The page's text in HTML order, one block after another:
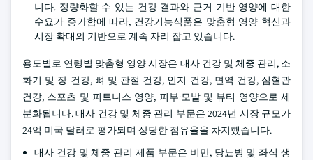
니다. 정량화할 수 있는 건강 결과와 근거 기반 영양에 대한
수요가 증가함에 따라, 건강기능식품은 맞춤형 영양 혁신과
시장 확대의 기반으로 계속 자리 잡고 있습니다.
용도별로 연령별 맞춤형 영양 시장은 대사 건강 및 체중 관리, 소
화기 및 장 건강, 뼈 및 관절 건강, 인지 건강, 면역 건강, 심혈관
건강, 스포츠 및 피트니스 영양, 피부·모발 및 뷰티 영양으로 세
분화됩니다. 대사 건강 및 체중 관리 부문은 2024년 시장 규모가
24억 미국 달러로 평가되며 상당한 점유율을 차지했습니다.
대사 건강 및 체중 관리 제품 부문은 비만, 당뇨병 및 좌식 생